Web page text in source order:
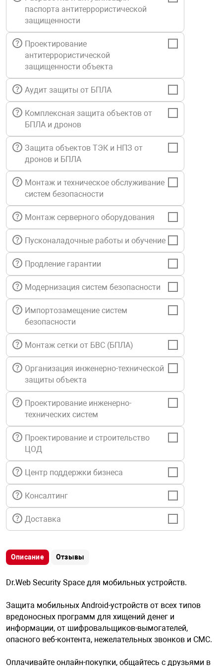
решения
безопасность
установки
оборудование
управления
и аналитики
объектов
периметра
и экипировка
техника
автомобили
информации
средства охраны
ключи
Стволы
Установки
Шкафы
Термошкафы
паспорта антитеррористической
защищенности
Проектирование
антитеррористической
защищенности объекта
Аудит защиты от БПЛА
Комплексная защита объектов от
БПЛА и дронов
Защита объектов ТЭК и НПЗ от
дронов и БПЛА
Монтаж и техническое обслуживание
систем безопасности
Монтаж серверного оборудования
Пусконаладочные работы и обучение
Продление гарантии
Модернизация систем безопасности
Импортозамещение систем
безопасности
Монтаж сетки от БВС (БПЛА)
Организация инженерно-технической
защиты объекта
Проектирование инженерно-
технических систем
Проектирование и строительство
ЦОД
Центр поддержки бизнеса
Консалтинг
Доставка
Описание Отзывы
Dr.Web Security Space для мобильных устройств.
Защита мобильных Android-устройств от всех типов
вредоносных программ для хищений денег и
информации, от шифровальщиков-вымогателей,
опасного веб-контента, нежелательных звонков и СМС.
Оплачивайте онлайн-покупки, общайтесь с друзьями в